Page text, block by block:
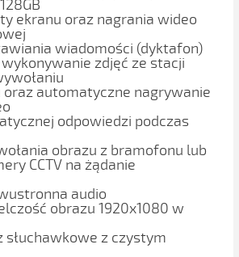
ekranu oraz nagrania wideo
wiadomości (dyktafon)
zdjęć ze stacji
oraz automatyczne nagrywanie
odpowiedzi podczas
obrazu z bramofonu lub
CCTV na żądanie
audio
obrazu 1920x1080 w
słuchawkowe z czystym